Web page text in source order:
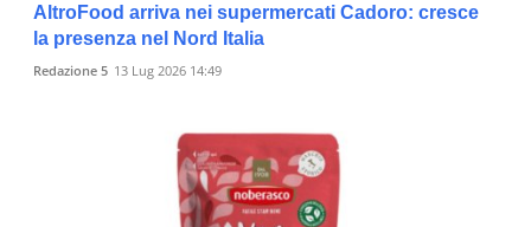
AltroFood arriva nei supermercati Cadoro: cresce
la presenza nel Nord Italia
Redazione 5 13 Lug 2026 14:49